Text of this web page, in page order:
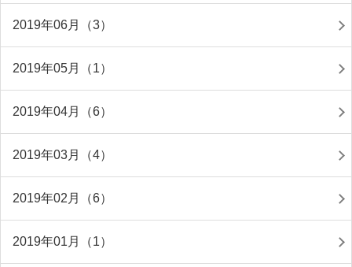
2019年06月（3）
2019年05月（1）
2019年04月（6）
2019年03月（4）
2019年02月（6）
2019年01月（1）